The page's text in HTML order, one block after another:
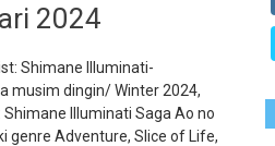
2024
Shimane Illuminati-
musim dingin/ Winter 2024,
Illuminati Saga Ao no
genre Adventure, Slice of Life,